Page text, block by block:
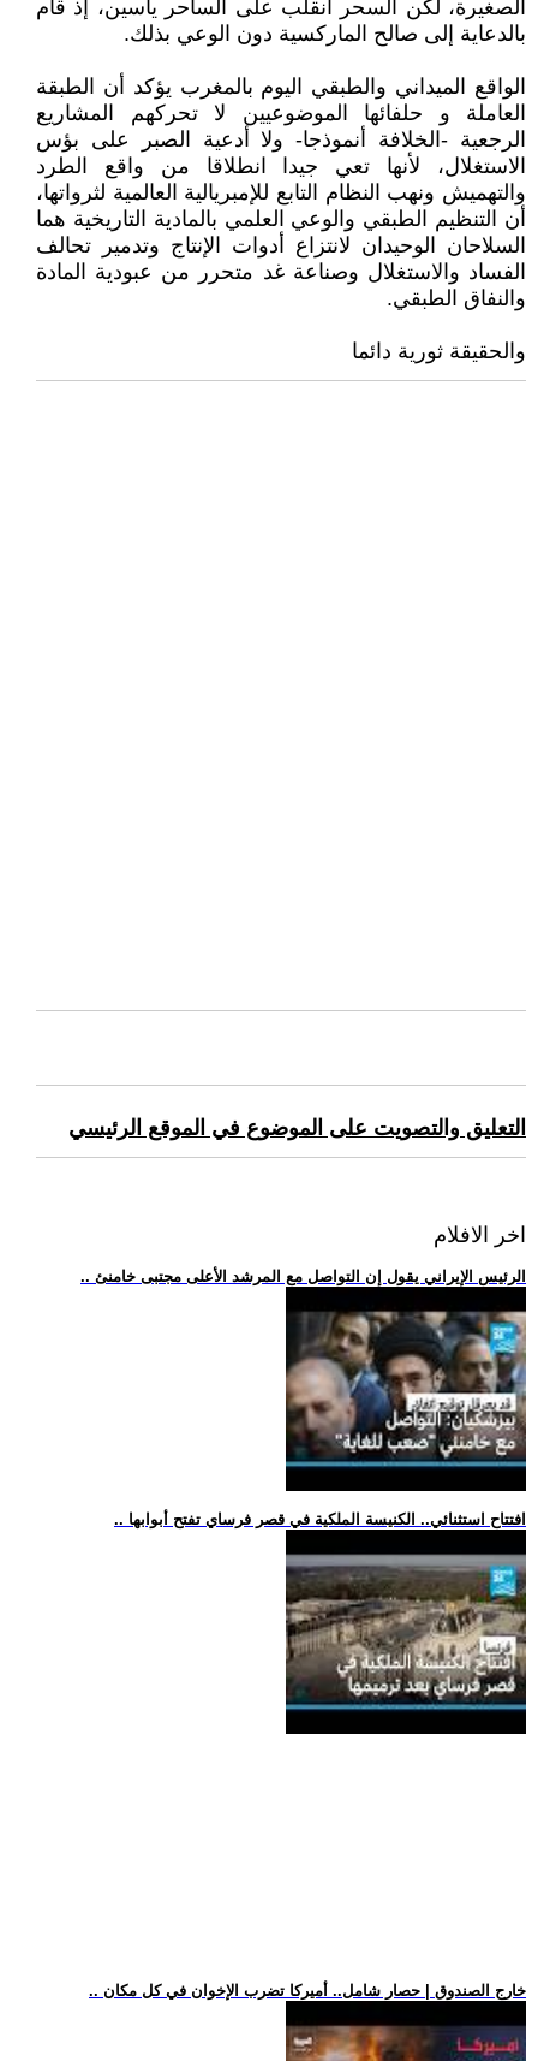
الصغيرة، لكن السحر انقلب على الساحر ياسين، إذ قام
بالدعاية إلى صالح الماركسية دون الوعي بذلك.
الواقع الميداني والطبقي اليوم بالمغرب يؤكد أن الطبقة
العاملة و حلفائها الموضوعيين لا تحركهم المشاريع
الرجعية -الخلافة أنموذجا- ولا أدعية الصبر على بؤس
الاستغلال، لأنها تعي جيدا انطلاقا من واقع الطرد
والتهميش ونهب النظام التابع للإمبريالية العالمية لثرواتها،
أن التنظيم الطبقي والوعي العلمي بالمادية التاريخية هما
السلاحان الوحيدان لانتزاع أدوات الإنتاج وتدمير تحالف
الفساد والاستغلال وصناعة غد متحرر من عبودية المادة
والنفاق الطبقي.
والحقيقة ثورية دائما
التعليق والتصويت على الموضوع في الموقع الرئيسي
اخر الافلام
.. الرئيس الإيراني يقول إن التواصل مع المرشد الأعلى مجتبى خامنئ
.. افتتاح استثنائي.. الكنيسة الملكية في قصر فرساي تفتح أبوابها
.. خارج الصندوق | حصار شامل.. أميركا تضرب الإخوان في كل مكان